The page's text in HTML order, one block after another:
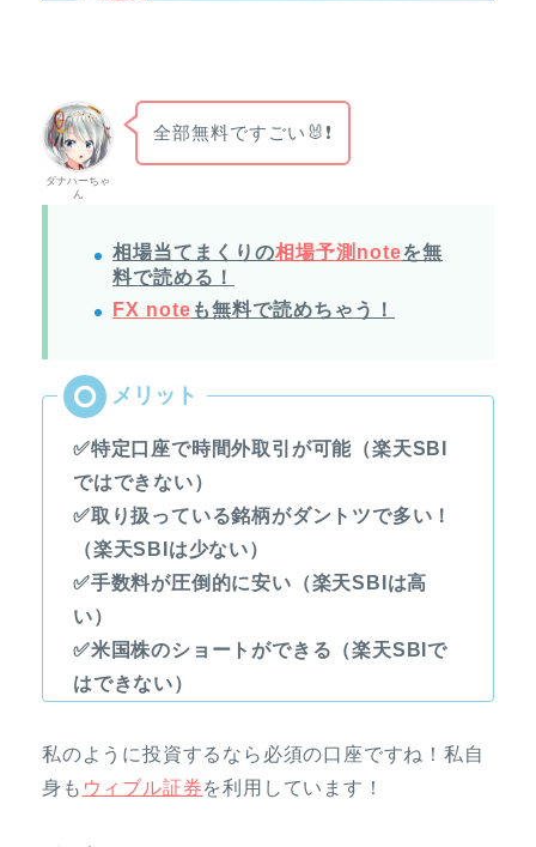
ダナハーちゃ
ん
全部無料ですごい🐰❗
相場当てまくりの相場予測noteを無
料で読める！
FX note も無料で読めちゃう！
✅特定口座で時間外取引が可能（楽天SBI
ではできない）
✅取り扱っている銘柄がダントツで多い！
（楽天SBIは少ない）
✅手数料が圧倒的に安い（楽天SBIは高
い）
✅米国株のショートができる（楽天SBIで
はできない）
私のように投資するなら必須の口座ですね！私自
身も ウィブル証券を利用しています！